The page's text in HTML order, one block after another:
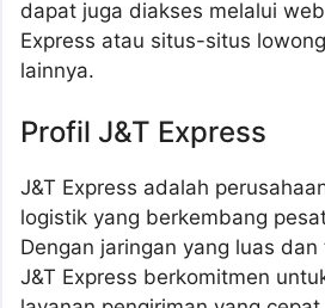
dapat juga diakses melalui
Express atau situs-situs
lainnya.
Profil J&T Express
J&T Express adalah
logistik yang berkembang
Dengan jaringan yang luas
J&T Express berkomitmen